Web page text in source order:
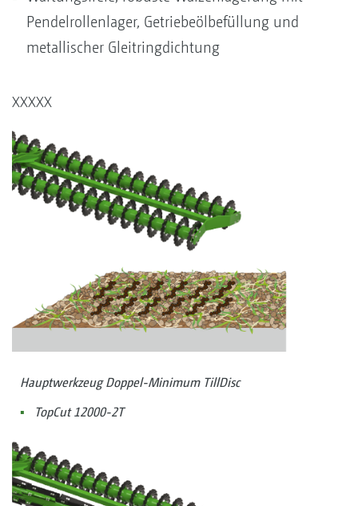
Pendelrollenlager, Getriebeölbefüllung und
metallischer Gleitringdichtung
XXXXX
Hauptwerkzeug Doppel-Minimum TillDisc
TopCut 12000-2T